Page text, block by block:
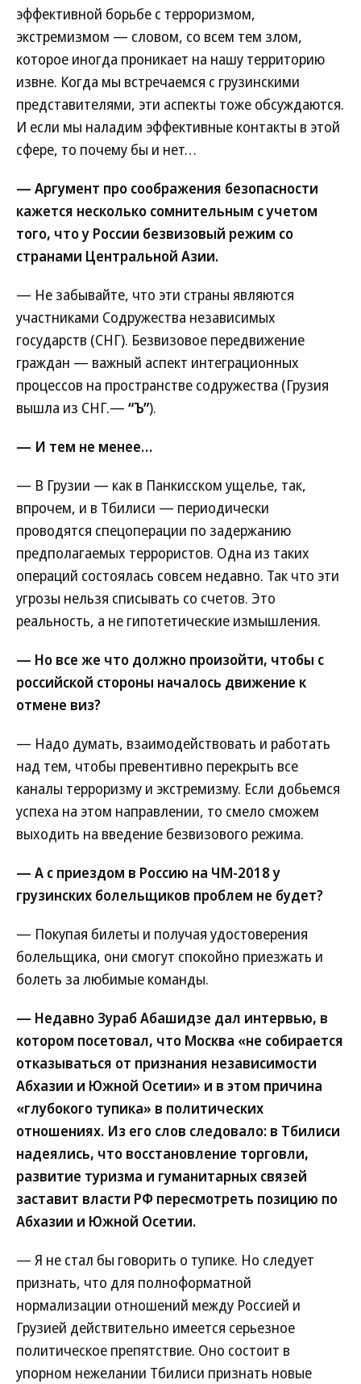
эффективной борьбе с терроризмом,
экстремизмом — словом, со всем тем злом,
которое иногда проникает на нашу территорию
извне. Когда мы встречаемся с грузинскими
представителями, эти аспекты тоже обсуждаются.
И если мы наладим эффективные контакты в этой
сфере, то почему бы и нет…
— Аргумент про соображения безопасности
кажется несколько сомнительным с учетом
того, что у России безвизовый режим со
странами Центральной Азии.
— Не забывайте, что эти страны являются
участниками Содружества независимых
государств (СНГ). Безвизовое передвижение
граждан — важный аспект интеграционных
процессов на пространстве содружества (Грузия
вышла из СНГ.— “Ъ”).
— И тем не менее…
— В Грузии — как в Панкисском ущелье, так,
впрочем, и в Тбилиси — периодически
проводятся спецоперации по задержанию
предполагаемых террористов. Одна из таких
операций состоялась совсем недавно. Так что эти
угрозы нельзя списывать со счетов. Это
реальность, а не гипотетические измышления.
— Но все же что должно произойти, чтобы с
российской стороны началось движение к
отмене виз?
— Надо думать, взаимодействовать и работать
над тем, чтобы превентивно перекрыть все
каналы терроризму и экстремизму. Если добьемся
успеха на этом направлении, то смело сможем
выходить на введение безвизового режима.
— А с приездом в Россию на ЧМ-2018 у
грузинских болельщиков проблем не будет?
— Покупая билеты и получая удостоверения
болельщика, они смогут спокойно приезжать и
болеть за любимые команды.
— Недавно Зураб Абашидзе дал интервью, в
котором посетовал, что Москва «не собирается
отказываться от признания независимости
Абхазии и Южной Осетии» и в этом причина
«глубокого тупика» в политических
отношениях. Из его слов следовало: в Тбилиси
надеялись, что восстановление торговли,
развитие туризма и гуманитарных связей
заставит власти РФ пересмотреть позицию по
Абхазии и Южной Осетии.
— Я не стал бы говорить о тупике. Но следует
признать, что для полноформатной
нормализации отношений между Россией и
Грузией действительно имеется серьезное
политическое препятствие. Оно состоит в
упорном нежелании Тбилиси признать новые